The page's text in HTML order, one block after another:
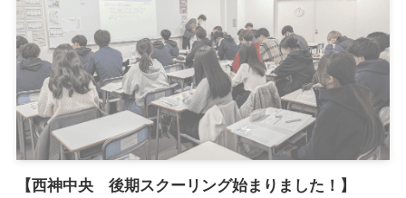
【西神中央 後期スクーリング始まりました！】